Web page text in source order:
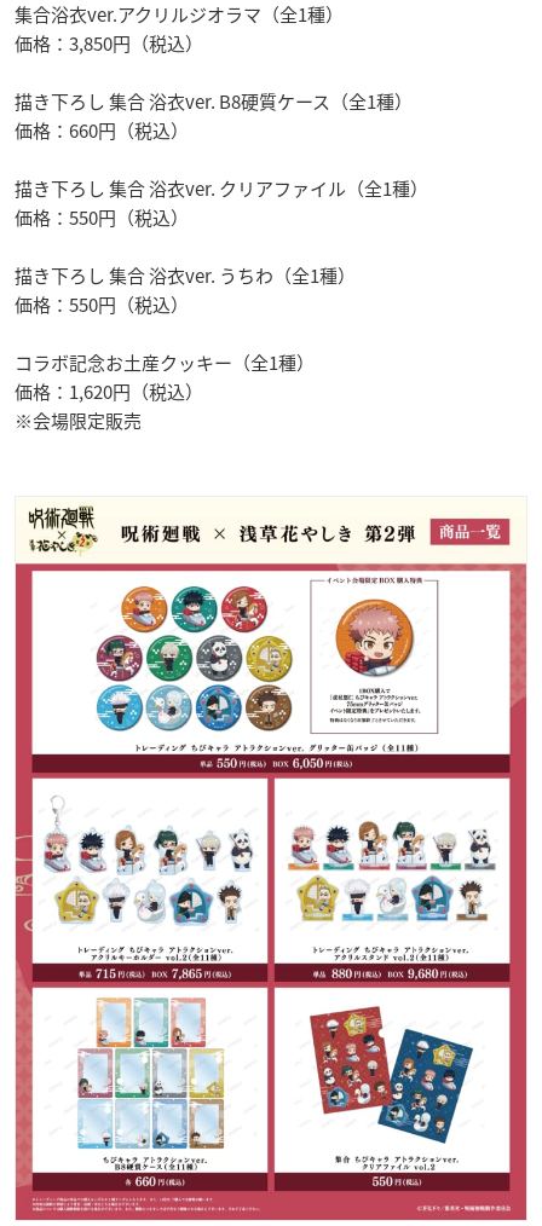
集合浴衣ver.アクリルジオラマ（全1種）
価格：3,850円（税込）
描き下ろし 集合 浴衣ver. B8硬質ケース（全1種）
価格：660円（税込）
描き下ろし 集合 浴衣ver. クリアファイル（全1種）
価格：550円（税込）
描き下ろし 集合 浴衣ver. うちわ（全1種）
価格：550円（税込）
コラボ記念お土産クッキー（全1種）
価格：1,620円（税込）
※会場限定販売